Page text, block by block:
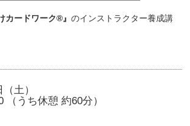
カードワーク®』のインストラクター養成講
土）
（うち休憩 約60分）